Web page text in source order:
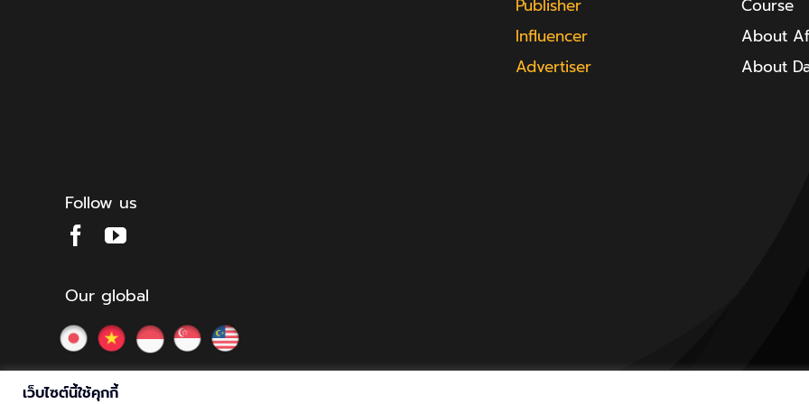
Follow us
Publisher
Influencer
Advertiser
Course
About
About
Our global
เว็บไซต์นี้ใช้คุกกี้